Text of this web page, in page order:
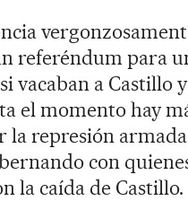
referéndum para
vacaban a Castillo
el momento hay
la represión
con
la caída de Castillo.